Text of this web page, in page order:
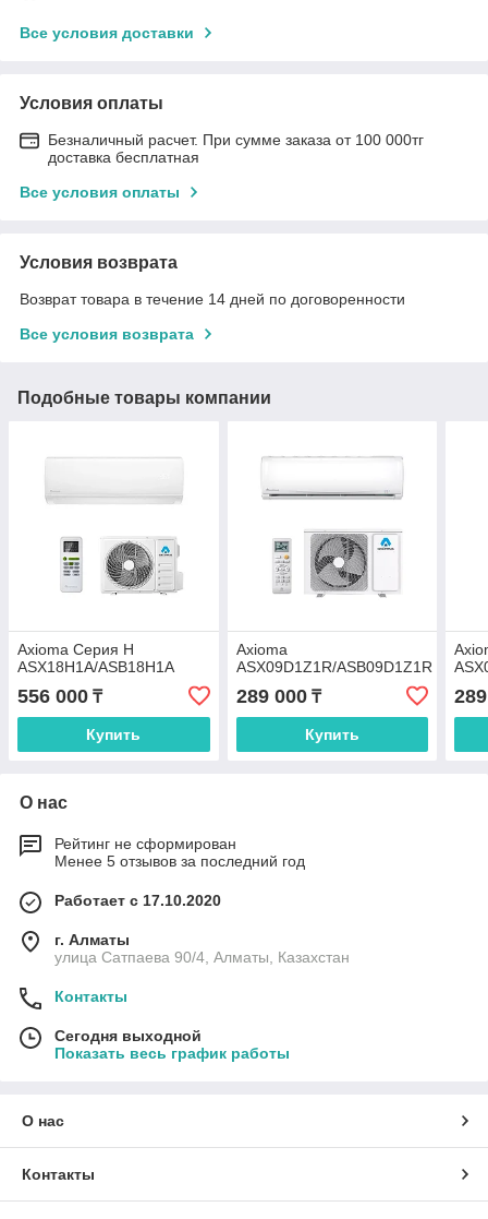
Все условия доставки
Условия оплаты
Безналичный расчет. При сумме заказа от 100 000тг
доставка бесплатная
Все условия оплаты
Условия возврата
Возврат товара в течение 14 дней по договоренности
Все условия возврата
Подобные товары компании
Axioma Серия H
ASX18H1A/ASB18H1A
556 000 ₸
Купить
Axioma
ASX09D1Z1R/ASB09D1Z1R
289 000₸
Купить
О нас
Рейтинг не сформирован
Менее 5 отзывов за последний год
Работает с 17.10.2020
г. Алматы
улица Сатпаева 90/4, Алматы, Казахстан
Контакты
Сегодня выходной
Показать весь график работы
О нас
Контакты